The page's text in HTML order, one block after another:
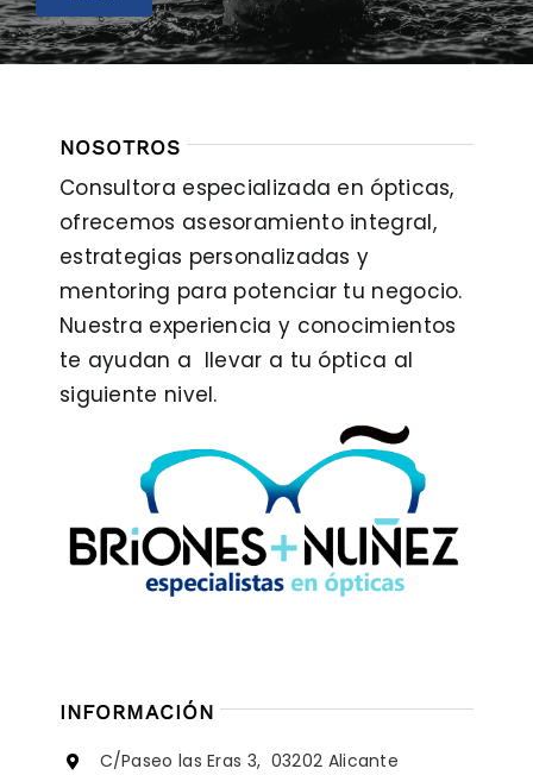
NOSOTROS
Consultora especializada en ópticas,
ofrecemos asesoramiento integral,
estrategias personalizadas y
mentoring para potenciar tu negocio.
Nuestra experiencia y conocimientos
te ayudan a llevar a tu óptica al
siguiente nivel.
INFORMACIÓN
C/Paseo las Eras 3, 03202 Alicante